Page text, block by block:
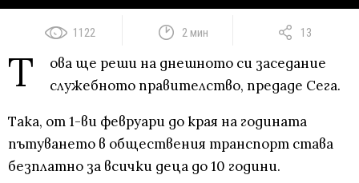
1122 2 мин 13
Т
ова ще реши на днешното си заседание
служебното правителство, предаде Сега.
Така, от 1-ви февруари до края на годината
пътуването в обществения транспорт става
безплатно за всички деца до 10 години.